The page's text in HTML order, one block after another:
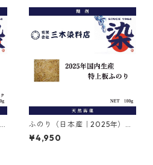
ふのり（日本産｜2025年）｜
糊剤｜100g
¥4,950